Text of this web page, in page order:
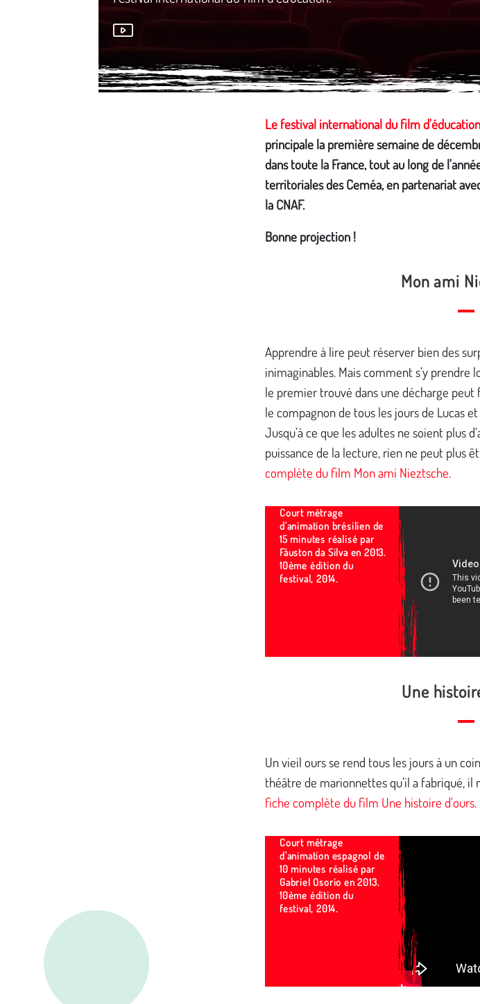
Le festival international du film d'éducation
principale la première semaine de
dans toute la France, tout au long de
territoriales des Ceméa, en partenariat
la CNAF.
Bonne projection !
Mon ami
Apprendre à lire peut réserver bien des
inimaginables. Mais comment s’y prendre
le premier trouvé dans une décharge peut
le compagnon de tous les jours de Lucas
Jusqu’à ce que les adultes ne soient plus
puissance de la lecture, rien ne peut plus
complète du film Mon ami Nieztsche.
Court métrage
d'animation brésilien de
15 minutes réalisé par
Fáuston da Silva en 2013.
10ème édition du
festival, 2014.
Une
Un vieil ours se rend tous les jours à un
théâtre de marionnettes qu’il a fabriqué, il
fiche complète du film Une histoire d'ours.
Court métrage
d'animation espagnol de
10 minutes réalisé par
Gabriel Osorio en 2013.
10ème édition du
festival, 2014.